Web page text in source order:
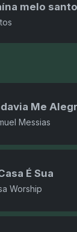
melo
Me
Messias
É Sua
Worship